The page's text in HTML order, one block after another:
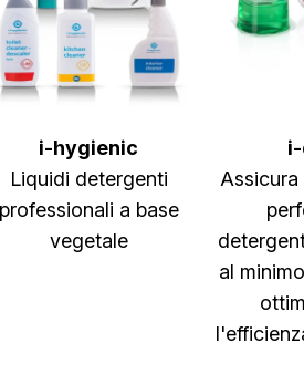
i-hygienic
Liquidi detergenti
professionali a base
vegetale
al